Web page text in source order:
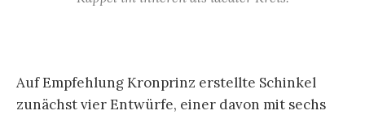
Auf Empfehlung Kronprinz erstellte Schinkel
zunächst vier Entwürfe, einer davon mit sechs